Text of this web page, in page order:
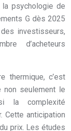
psychologie de
G dès 2025
investisseurs,
d’acheteurs
thermique, c’est
non seulement le
la complexité
Cette anticipation
prix. Les études